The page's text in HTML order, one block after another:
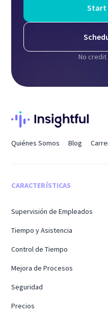
Start
No
Quiénes Somos Blog
CARACTERÍSTICAS
Supervisión de Empleados
Tiempo y Asistencia
Control de Tiempo
Mejora de Procesos
Seguridad
Precios